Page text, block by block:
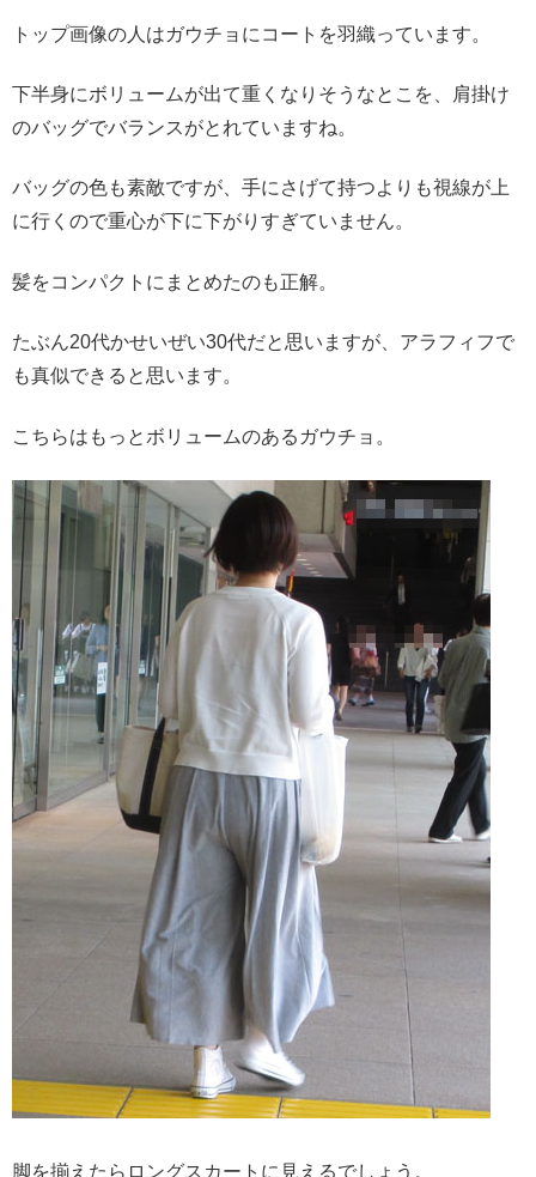
トップ画像の人はガウチョにコートを羽織っています。
下半身にボリュームが出て重くなりそうなとこを、肩掛け
のバッグでバランスがとれていますね。
バッグの色も素敵ですが、手にさげて持つよりも視線が上
に行くので重心が下に下がりすぎていません。
髪をコンパクトにまとめたのも正解。
たぶん20代かせいぜい30代だと思いますが、アラフィフで
も真似できると思います。
こちらはもっとボリュームのあるガウチョ。
脚を揃えたらロングスカートに見えるでしょう。